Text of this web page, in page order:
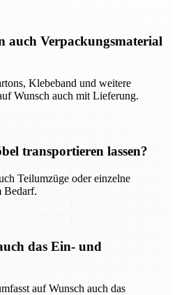
auch Verpackungsmaterial
Klebeband und weitere
Wunsch auch mit Lieferung.
transportieren lassen?
Teilumzüge oder einzelne
Bedarf.
das Ein- und
auf Wunsch auch das